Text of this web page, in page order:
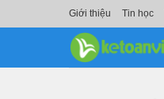
Giới thiệu Tin học